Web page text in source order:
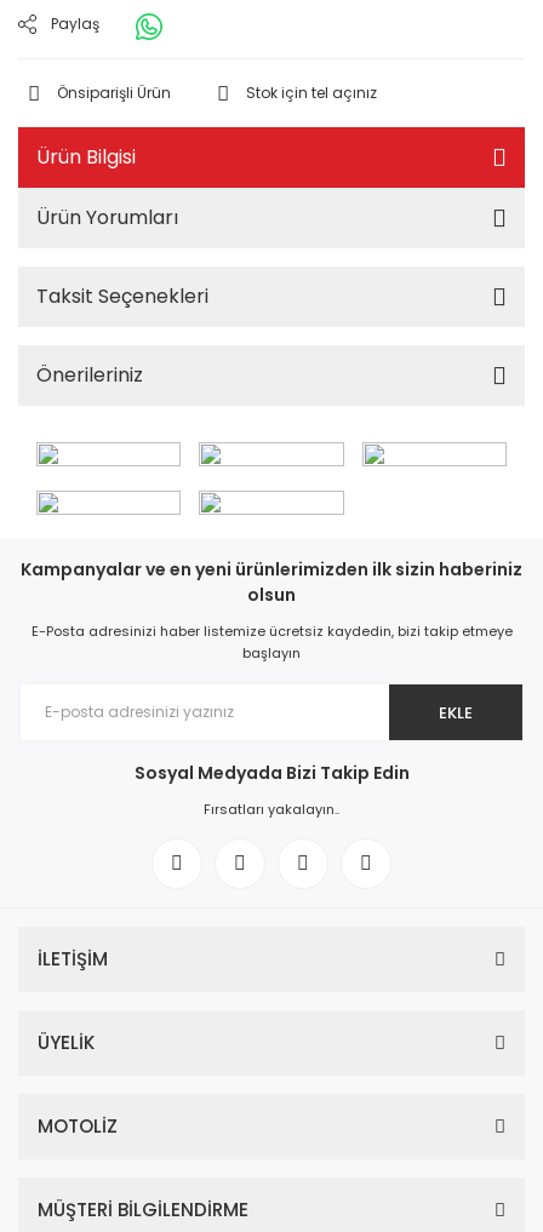
Paylaş
Önsiparişli Ürün Stok için tel açınız
Ürün Bilgisi
Ürün Yorumları
Taksit Seçenekleri
Önerileriniz
Kampanyalar ve en yeni ürünlerimizden ilk sizin haberiniz
olsun
E-Posta adresinizi haber listemize ücretsiz kaydedin, bizi takip etmeye
başlayın
EKLE
Sosyal Medyada Bizi Takip Edin
Fırsatları yakalayın..
İLETİŞİM
ÜYELİK
MOTOLİZ
MÜŞTERİ BİLGİLENDİRME